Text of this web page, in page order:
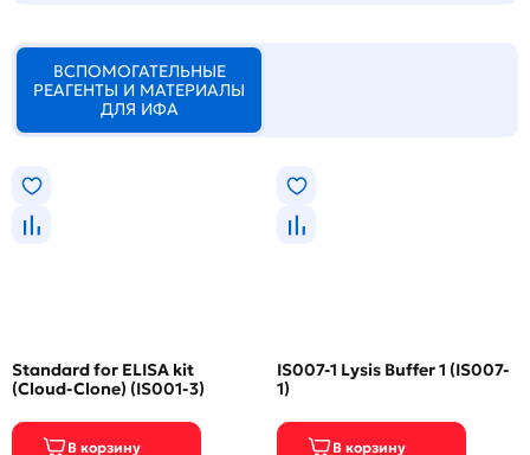
ВСПОМОГАТЕЛЬНЫЕ
РЕАГЕНТЫ И МАТЕРИАЛЫ
ДЛЯ ИФА
Standard for ELISA kit
(Cloud-Clone) (IS001-3)
IS007-1 Lysis Buffer 1 (IS007-
1)